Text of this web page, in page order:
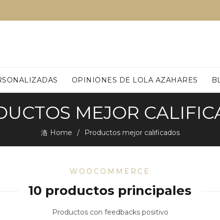
OPINIONES DE LOLA AZAHARES
MEJOR
Home Productos mejor calificados
WOOCOMMERCE
10 productos principales
Productos con feedbacks positivo